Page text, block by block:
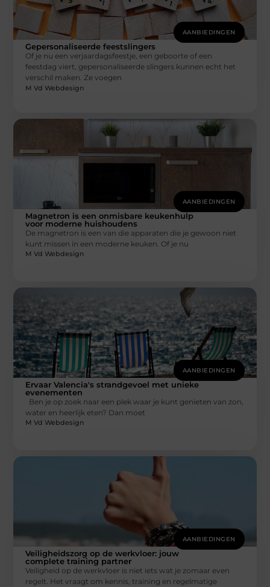
AANBIEDINGEN
Gepersonaliseerde feestslingers
Of je nu een verjaardagsfeestje, een geboorte of een
feestdag viert, gepersonaliseerde slingers kunnen echt het
verschil maken. Ze voegen
M Vd Webdesign
AANBIEDINGEN
Magnetron is een onmisbare keukenhulp
voor moderne huishoudens
De magnetron is een van die apparaten die je gewoon niet
kunt missen in een moderne keuken. Of je nu
M Vd Webdesign
AANBIEDINGEN
Ervaar Valencia's strandgevoel met unieke
evenementen
Ben je op zoek naar een plek waar je kunt genieten van zon,
water en heerlijk eten? Dan moet
M Vd Webdesign
AANBIEDINGEN
Veiligheidszorg op de werkvloer: jouw
complete training partner
Veiligheid op de werkvloer is niet iets wat je zomaar even
regelt. Het vraagt om kennis, training en regelmatige